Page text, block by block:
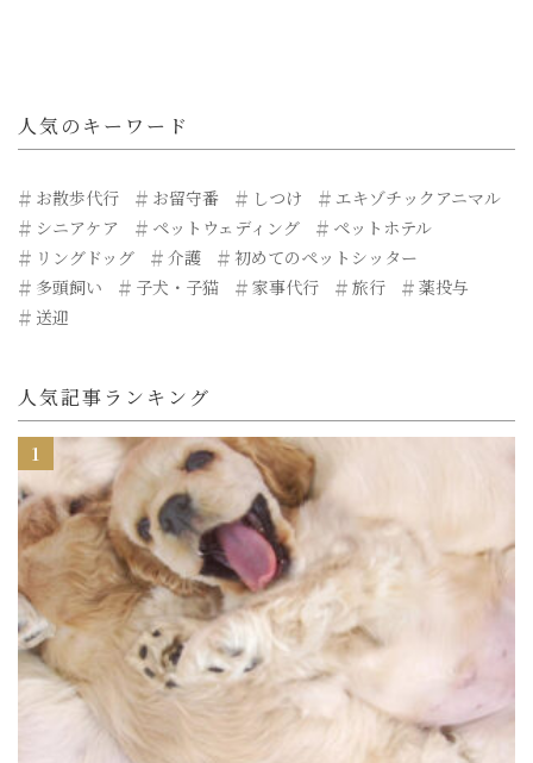
人気のキーワード
お散歩代行 お留守番 しつけ
エキゾチックアニマル
シニアケア
ペットウェディング
ペットホテル
リングドッグ
介護
初めてのペットシッター
多頭飼い
子犬・子猫 家事代行 旅行
薬投与
送迎
人気記事ランキング